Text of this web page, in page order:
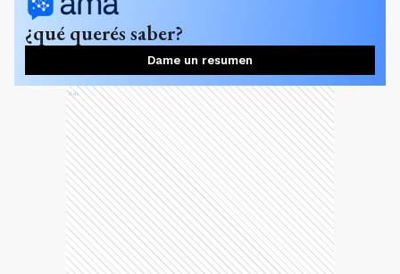
¿qué querés saber?
Dame un resumen
Ads